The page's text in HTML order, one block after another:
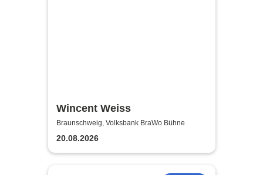
Wincent Weiss
Braunschweig, Volksbank BraWo Bühne
20.08.2026